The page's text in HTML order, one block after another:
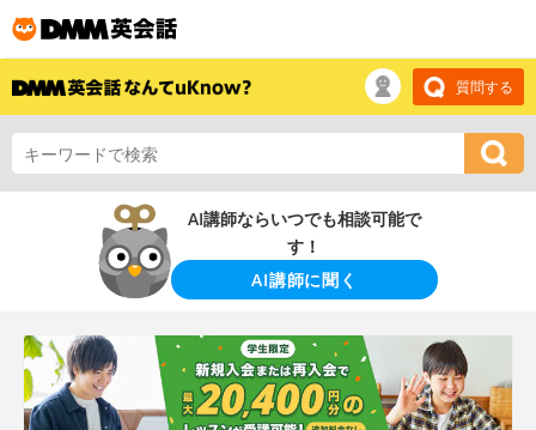
質問する
AI講師ならいつでも相談可能で
す！
AI講師に聞く